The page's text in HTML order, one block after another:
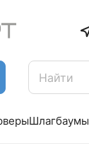
Шлагбаумы